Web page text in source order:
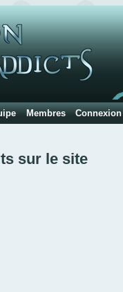
Membres Connexion
sur le site